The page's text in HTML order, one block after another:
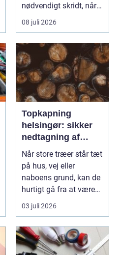
nødvendigt skridt, når
store ...
08 juli 2026
Topkapning
helsingør: sikker
nedtagning af
store og
besværlige træer
Når store træer står tæt
på hus, vej eller
naboens grund, kan de
hurtigt gå fra at være
smukke til a...
03 juli 2026